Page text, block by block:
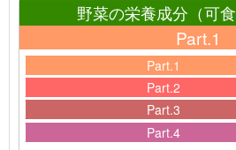
野菜の栄養成分（可食
Part.1
Part.1
Part.2
Part.3
Part.4